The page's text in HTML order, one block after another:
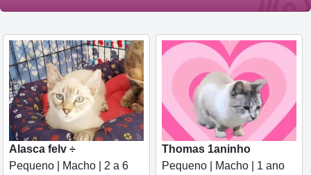
Alasca felv ÷
Pequeno | Macho | 2 a 6
Thomas 1aninho
Pequeno | Macho | 1 ano